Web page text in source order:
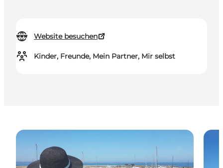
Website besuchen
Kinder, Freunde, Mein Partner, Mir selbst